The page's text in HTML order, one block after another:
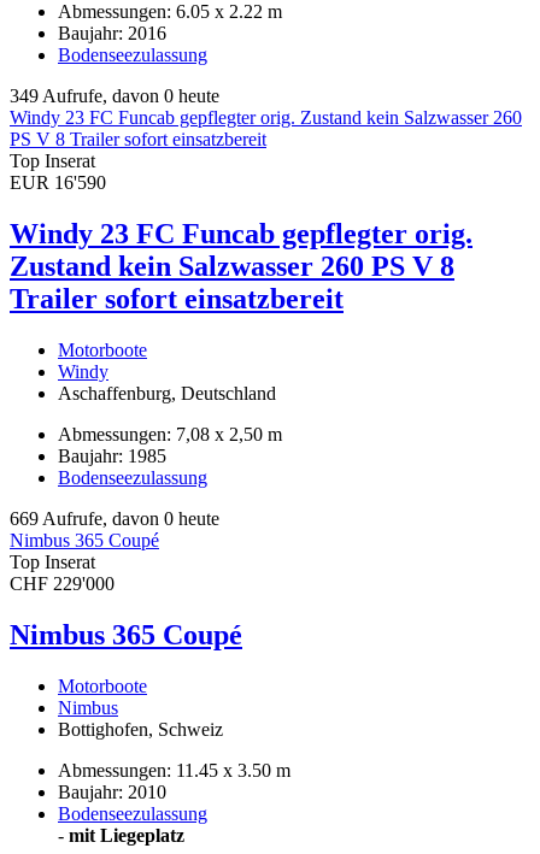
Abmessungen: 6.05 x 2.22 m
Baujahr: 2016
Bodenseezulassung
349 Aufrufe, davon 0 heute
Windy 23 FC Funcab gepflegter orig. Zustand kein Salzwasser 260
PS V 8 Trailer sofort einsatzbereit
Top Inserat
EUR 16'590
Windy 23 FC Funcab gepflegter orig.
Zustand kein Salzwasser 260 PS V 8
Trailer sofort einsatzbereit
Motorboote
Windy
Aschaffenburg, Deutschland
Abmessungen: 7,08 x 2,50 m
Baujahr: 1985
Bodenseezulassung
669 Aufrufe, davon 0 heute
Nimbus 365 Coupé
Top Inserat
CHF 229'000
Nimbus 365 Coupé
Motorboote
Nimbus
Bottighofen, Schweiz
Abmessungen: 11.45 x 3.50 m
Baujahr: 2010
Bodenseezulassung
- mit Liegeplatz